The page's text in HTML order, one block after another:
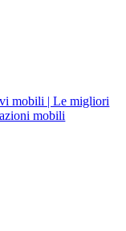
mobili | Le migliori
mobili